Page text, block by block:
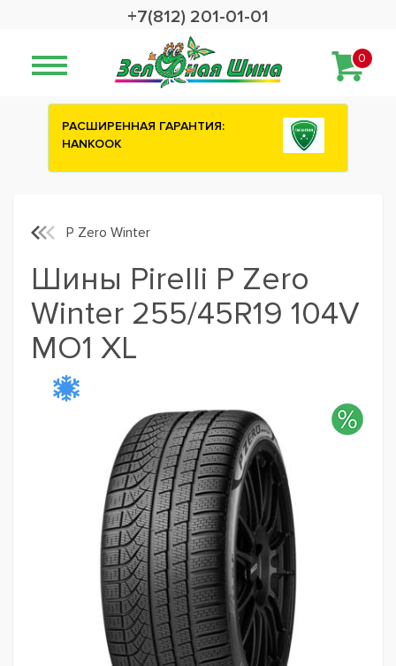
+7(812) 201-01-01
0
Сashback 2500 рублей на зимние
P Zero Winter
Шины Pirelli P Zero
Winter 255/45R19 104V
MO1 XL